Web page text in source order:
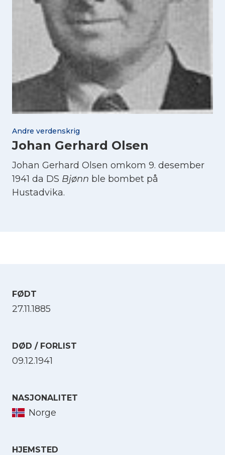
Andre verdenskrig
Johan Gerhard Olsen
Johan Gerhard Olsen omkom 9. desember
1941 da DS Bjønn ble bombet på
Hustadvika.
FØDT
27.11.1885
DØD / FORLIST
09.12.1941
NASJONALITET
Norge
HJEMSTED